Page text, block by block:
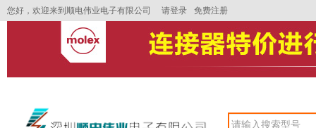
您好，欢迎来到顺电伟业电子有限公司 请登录 免费注册